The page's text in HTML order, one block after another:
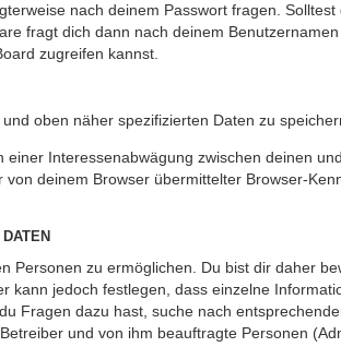
nach deinem Passwort fragen.
fragt dich dann nach deinem
zugreifen kannst.
oben näher spezifizierten Daten zu
Interessenabwägung zwischen deinen
deinem Browser übermittelter Browser-
Personen zu ermöglichen. Du bist dir daher
kann jedoch festlegen, dass einzelne
Fragen dazu hast, suche nach
und von ihm beauftragte Personen